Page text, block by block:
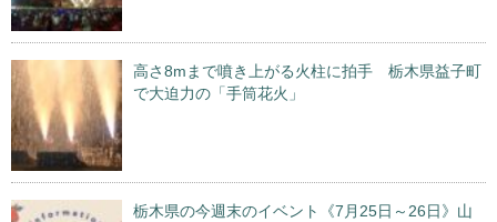
高さ8mまで噴き上がる火柱に拍手 栃木県益子町
で大迫力の「手筒花火」
栃木県の今週末のイベント《7月25日～26日》山